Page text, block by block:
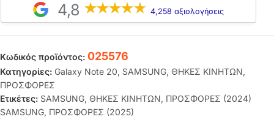
4,8 4,258 αξιολογήσεις
Κωδικός προϊόντος: 025576
Κατηγορίες: Galaxy Note 20, SAMSUNG, ΘΗΚΕΣ ΚΙΝΗΤΩΝ,
ΠΡΟΣΦΟΡΕΣ
Ετικέτες: SAMSUNG, ΘΗΚΕΣ ΚΙΝΗΤΩΝ, ΠΡΟΣΦΟΡΕΣ (2024)
SAMSUNG, ΠΡΟΣΦΟΡΕΣ (2025)